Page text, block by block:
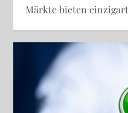
Märkte bieten